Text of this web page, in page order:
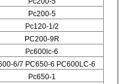
Pc200-5
Pc120-1/2
PC200-9R
Pc600lc-6
6/7 PC650-6 PC600LC-6
Pc650-1